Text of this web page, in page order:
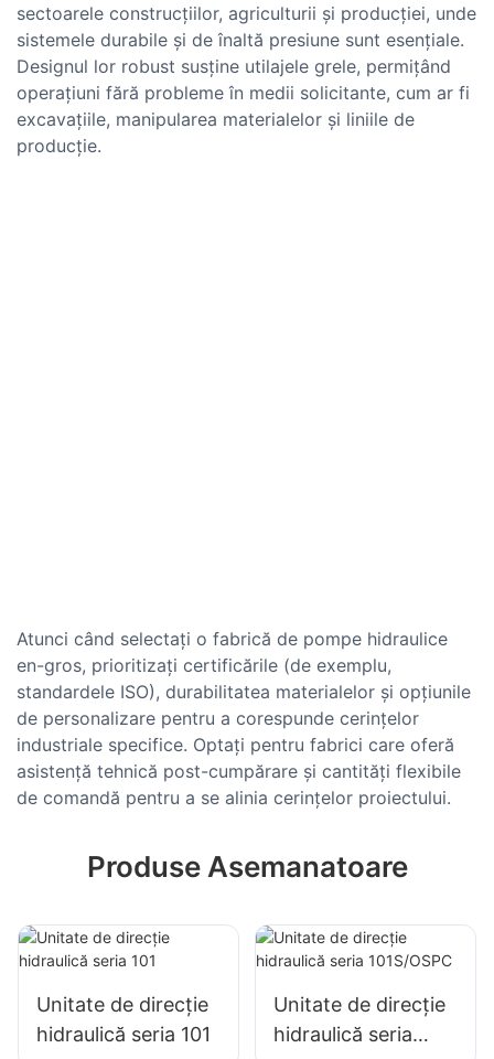
sectoarele construcțiilor, agriculturii și producției, unde
sistemele durabile și de înaltă presiune sunt esențiale.
Designul lor robust susține utilajele grele, permițând
operațiuni fără probleme în medii solicitante, cum ar fi
excavațiile, manipularea materialelor și liniile de
producție.
Atunci când selectați o fabrică de pompe hidraulice
en-gros, prioritizați certificările (de exemplu,
standardele ISO), durabilitatea materialelor și opțiunile
de personalizare pentru a corespunde cerințelor
industriale specifice. Optați pentru fabrici care oferă
asistență tehnică post-cumpărare și cantități flexibile
de comandă pentru a se alinia cerințelor proiectului.
Produse Asemanatoare
Unitate de direcție
hidraulică seria 101
Unitate de direcție
hidraulică seria